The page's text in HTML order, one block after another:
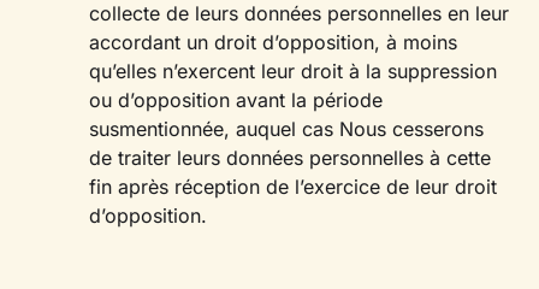
collecte de leurs données personnelles en leur
accordant un droit d’opposition, à moins
qu’elles n’exercent leur droit à la suppression
ou d’opposition avant la période
susmentionnée, auquel cas Nous cesserons
de traiter leurs données personnelles à cette
fin après réception de l’exercice de leur droit
d’opposition.